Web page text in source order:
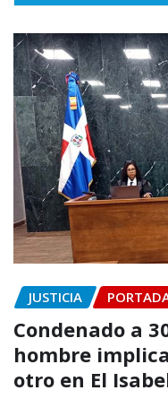
JUSTICIA
Condenado a
hombre
otro en El